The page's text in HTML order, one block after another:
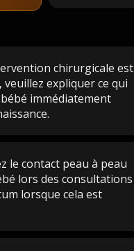
chirurgicale est
veuillez expliquer ce qui
immédiatement
le contact peau à peau
lors des consultations
lorsque cela est